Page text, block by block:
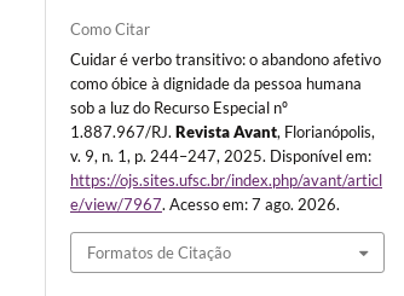
Como Citar
Cuidar é verbo transitivo: o abandono afetivo
como óbice à dignidade da pessoa humana
sob a luz do Recurso Especial nº
1.887.967/RJ.Revista Avant, Florianópolis,
v. 9, n. 1, p. 244–247, 2025. Disponível em:
https://ojs.sites.ufsc.br/index.php/avant/articl
e/view/7967. Acesso em: 7 ago. 2026.
Formatos de Citação